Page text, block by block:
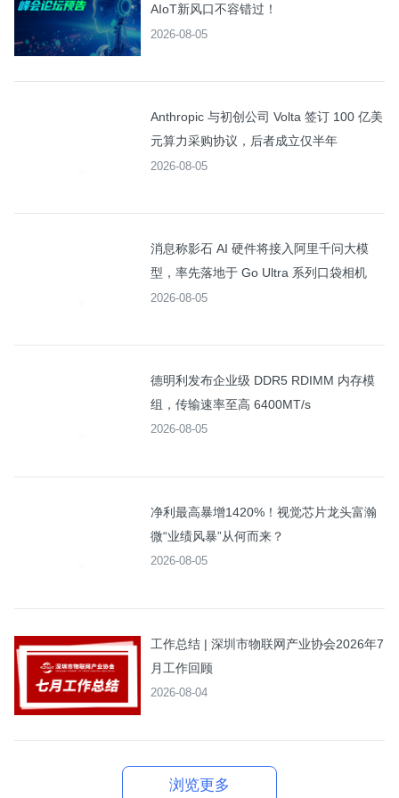
AIoT新风口不容错过！
2026-08-05
Anthropic 与初创公司 Volta 签订 100 亿美
元算力采购协议，后者成立仅半年
2026-08-05
消息称影石 AI 硬件将接入阿里千问大模
型，率先落地于 Go Ultra 系列口袋相机
2026-08-05
德明利发布企业级 DDR5 RDIMM 内存模
组，传输速率至高 6400MT/s
2026-08-05
净利最高暴增1420%！视觉芯片龙头富瀚
微“业绩风暴”从何而来？
2026-08-05
工作总结 | 深圳市物联网产业协会2026年7
月工作回顾
2026-08-04
浏览更多